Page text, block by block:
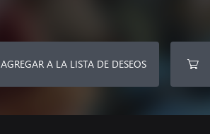
AGREGAR A LA LISTA DE DESEOS